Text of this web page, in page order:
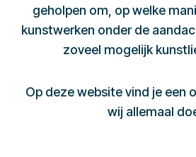
geholpen om, op welke
kunstwerken onder de
zoveel mogelijk
Op deze website vind je een
wij allemaal